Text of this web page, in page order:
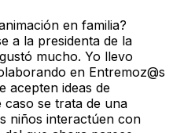
en familia?
a la presidenta de la
mucho. Yo llevo
en Entremoz@s
acepten ideas de
caso se trata de una
niños interactúen con